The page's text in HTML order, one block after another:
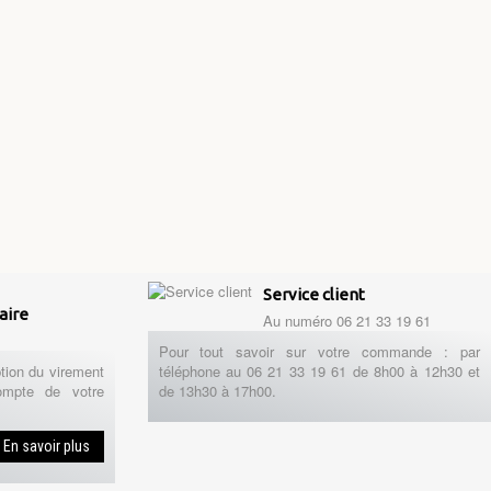
du virement
de votre
En savoir plus
Service client
Au numéro 06 21 33 19 61
Pour tout savoir sur votre commande : par
téléphone au 06 21 33 19 61 de 8h00 à 12h30 et
de 13h30 à 17h00.